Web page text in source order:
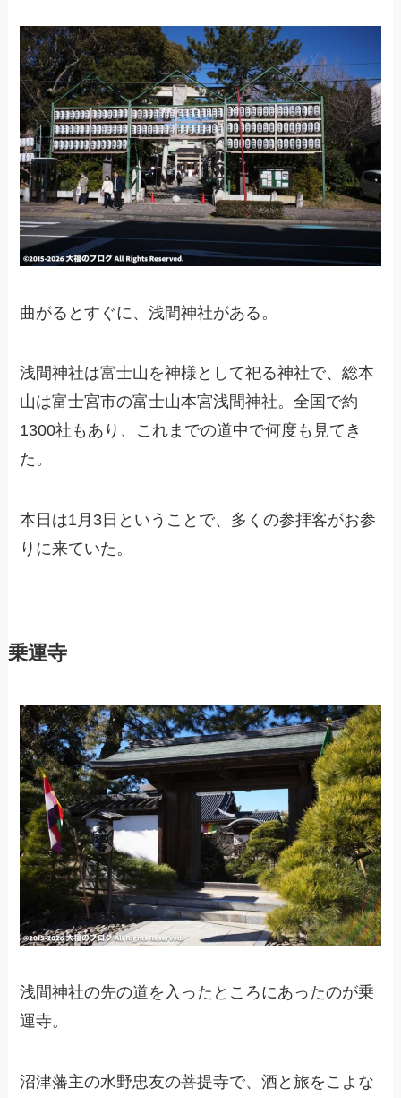
曲がるとすぐに、浅間神社がある。
浅間神社は富士山を神様として祀る神社で、総本
山は富士宮市の富士山本宮浅間神社。全国で約
1300社もあり、これまでの道中で何度も見てき
た。
本日は1月3日ということで、多くの参拝客がお参
りに来ていた。
乗運寺
浅間神社の先の道を入ったところにあったのが乗
運寺。
沼津藩主の水野忠友の菩提寺で、酒と旅をこよな